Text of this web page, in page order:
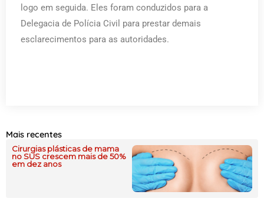
logo em seguida. Eles foram conduzidos para a
Delegacia de Polícia Civil para prestar demais
esclarecimentos para as autoridades.
Mais recentes
Cirurgias plásticas de mama
no SUS crescem mais de 50%
em dez anos